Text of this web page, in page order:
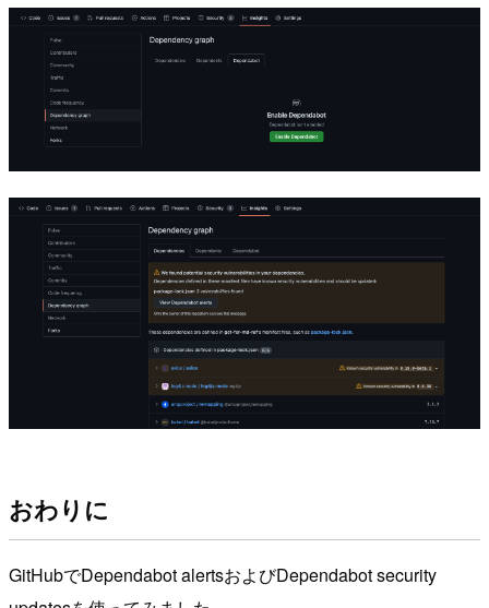
おわりに
GitHubでDependabot alertsおよびDependabot security